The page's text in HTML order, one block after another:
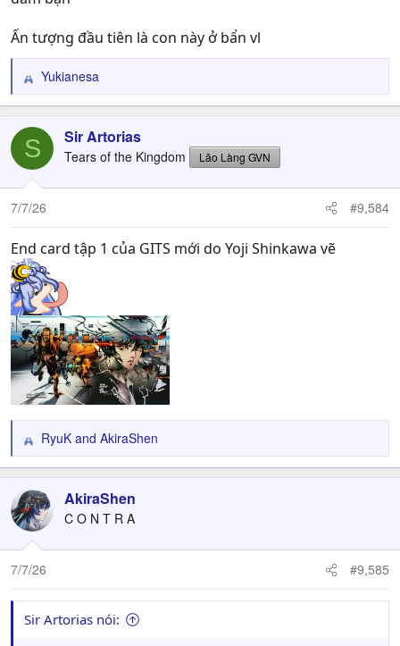
Ấn tượng đầu tiên là con này ở bẩn vl
R
e
c
i
o
n
Yukianesa
S Sir Artorias
Tears of the Kingdom Lão Làng GVN
7/7/26 #9,584
End card tập 1 của GITS mới do Yoji Shinkawa vẽ
R
e
c
t
i
o
n
:
RyuK and AkiraShen
AkiraShen
C O N T R A
7/7/26 #9,585
Sir Artorias nói: